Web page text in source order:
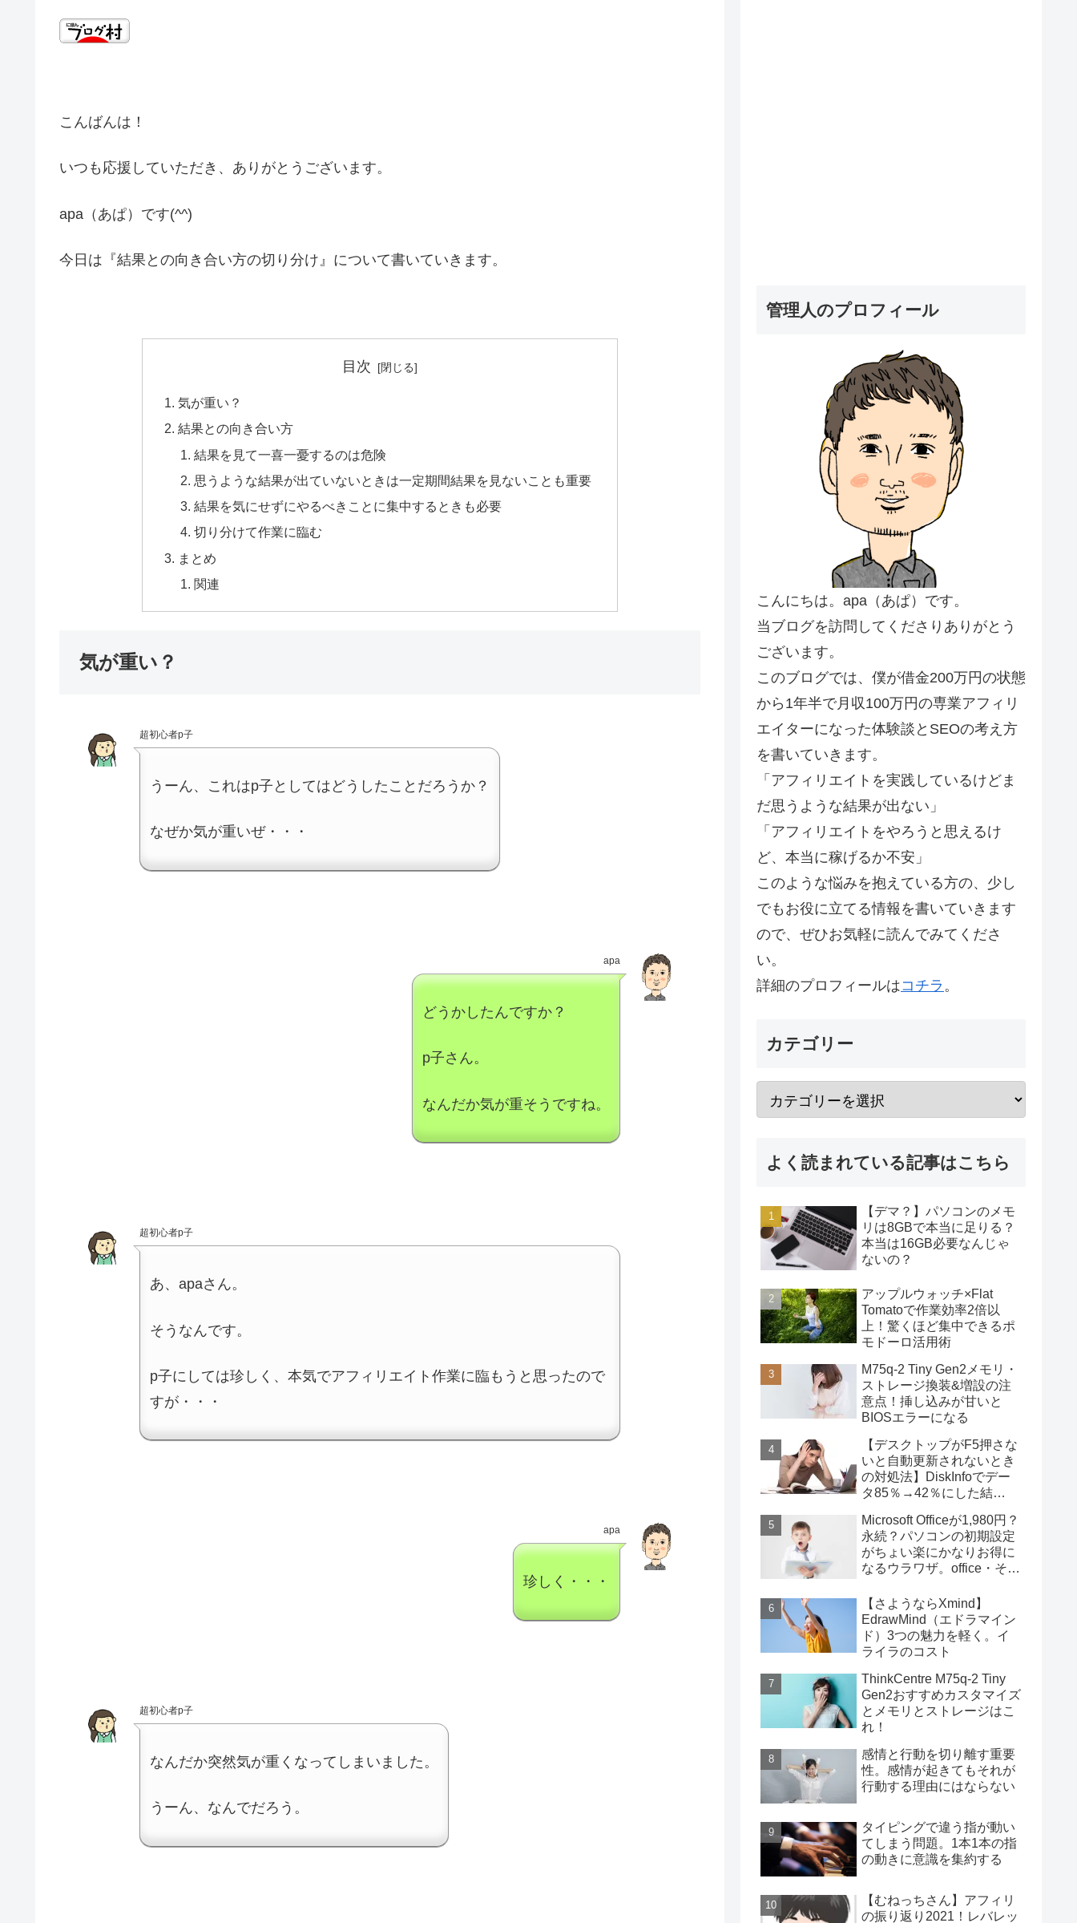
こんばんは！
いつも応援していただき、ありがとうございます。
apa（あぱ）です(^^)
今日は『結果との向き合い方の切り分け』について書いていきます。
目次
気が重い？
結果との向き合い方
結果を見て一喜一憂するのは危険
思うような結果が出ていないときは一定期間結果を見ないことも重要
結果を気にせずにやるべきことに集中するときも必要
切り分けて作業に臨む
まとめ
関連
気が重い？
超初心者p子
うーん、これはp子としてはどうしたことだろうか？
なぜか気が重いぜ・・・
apa
どうかしたんですか？
p子さん。
なんだか気が重そうですね。
超初心者p子
あ、apaさん。
そうなんです。
p子にしては珍しく、本気でアフィリエイト作業に臨もうと思ったので
すが・・・
apa
珍しく・・・
超初心者p子
なんだか突然気が重くなってしまいました。
うーん、なんでだろう。
管理人のプロフィール
こんにちは。apa（あぱ）です。
当ブログを訪問してくださりありがとう
ございます。
このブログでは、僕が借金200万円の状態
から1年半で月収100万円の専業アフィリ
エイターになった体験談とSEOの考え方
を書いていきます。
「アフィリエイトを実践しているけどま
だ思うような結果が出ない」
「アフィリエイトをやろうと思えるけ
ど、本当に稼げるか不安」
このような悩みを抱えている方の、少し
でもお役に立てる情報を書いていきます
ので、ぜひお気軽に読んでみてくださ
い。
詳細のプロフィールはコチラ 。
カテゴリー
よく読まれている記事はこちら
【デマ？】パソコンのメモ
リは8GBで本当に足りる？
本当は16GB必要なんじゃ
ないの？
アップルウォッチ×Flat
Tomatoで作業効率2倍以
上！驚くほど集中できるポ
モドーロ活用術
M75q-2 Tiny Gen2メモリ・
ストレージ換装&増設の注
意点！挿し込みが甘いと
BIOSエラーになる
【デスクトップがF5押さな
いと自動更新されないとき
の対処法】DiskInfoでデー
タ85％→42％にした結
Microsoft Officeが1,980円？
永続？パソコンの初期設定
がちょい楽にかなりお得に
なるウラワザ。office・その
【さようならXmind】
EdrawMind（エドラマイン
ド）3つの魅力を軽く。イ
ライラのコスト
ThinkCentre M75q-2 Tiny
Gen2おすすめカスタマイズ
とメモリとストレージはこ
れ！
感情と行動を切り離す重要
性。感情が起きてもそれが
行動する理由にはならない
タイピングで違う指が動い
てしまう問題。1本1本の指
の動きに意識を集約する
【むねっちさん】アフィリ
の振り返り2021！レバレッ